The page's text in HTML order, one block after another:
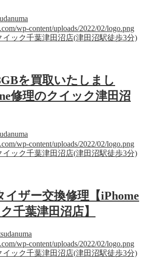
wp-content/uploads/2022/02/logo.png
イック千葉津田沼店(津田沼駅徒歩3分)
を買取いたしまし
修理のクイック津田沼
wp-content/uploads/2022/02/logo.png
イック千葉津田沼店(津田沼駅徒歩3分)
イザー交換修理【iPhome
千葉津田沼店】
wp-content/uploads/2022/02/logo.png
イック千葉津田沼店(津田沼駅徒歩3分)